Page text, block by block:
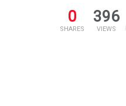
0
SHARES
396
VIEWS